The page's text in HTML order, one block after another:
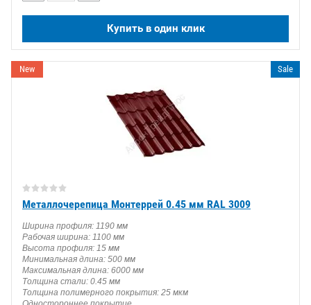
Купить в один клик
New Sale
Металлочерепица Монтеррей 0.45 мм RAL 3009
Ширина профиля: 1190 мм
Рабочая ширина: 1100 мм
Высота профиля: 15 мм
Минимальная длина: 500 мм
Максимальная длина: 6000 мм
Толщина стали: 0.45 мм
Толщина полимерного покрытия: 25 мкм